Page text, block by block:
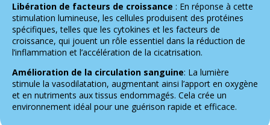
Libération de facteurs de croissance : En réponse à cette
stimulation lumineuse, les cellules produisent des protéines
spécifiques, telles que les cytokines et les facteurs de
croissance, qui jouent un rôle essentiel dans la réduction de
l’inflammation et l’accélération de la cicatrisation.
Amélioration de la circulation sanguine: La lumière
stimule la vasodilatation, augmentant ainsi l’apport en oxygène
et en nutriments aux tissus endommagés. Cela crée un
environnement idéal pour une guérison rapide et efficace.